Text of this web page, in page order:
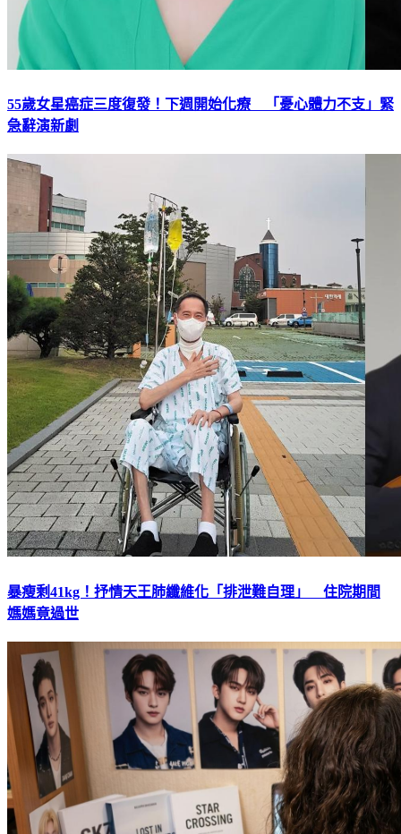
55歲女星癌症三度復發！下週開始化療 「憂心體力不支」緊
急辭演新劇
暴瘦剩41kg！抒情天王肺纖維化「排泄難自理」 住院期間
媽媽竟過世